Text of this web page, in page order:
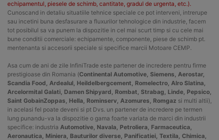
echipamentul, piesele de schimb, cantitate, gradul de urgenta, etc.).
Cunoscand in detaliu situatiile tehnice speciale ce pot interveni, intrerupe
sau incetini buna desfasurare a fluxurilor tehnologice din industrie, facem
tot posibilul sa va punem la dispozitie in cel mai scurt timp si cu cele mai
bune conditii comerciale: echipamente, componente, piese de schimb pt.
mentenanta si accesorii speciale si specifice marcii Motoare CEMP.
Asa cum de ani de zile InfiniTrade este partener de incredere pentru firme
prestigioase din Romania (Continental Automotive, Siemens, Aerostar,
Scandia Food, Ardealul, Heildelbergcement, Romelectro, Alro Slatina,
Arcelormital Galati, Damen Shipyard, Rombat, Strabag, Linde, Pepsico,
Saint GobainZoppas, Hella, Rominserv, Azomures, Romgaz si multi altii),
in acelasi fel poate deveni si pt Dvs. un partener de incredere pe termen
lung punandu-va la dispozitie o gama foarte variata de marci din industrii
specifice: industria Automotive, Navala, Petroliera, Farmaceutica,
Aeronautica, Miniera, Bauturilor diverse, Panificatiei, Textila, Chimica,